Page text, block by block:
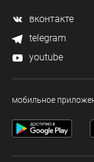
вконтакте
telegram
youtube
мобильное